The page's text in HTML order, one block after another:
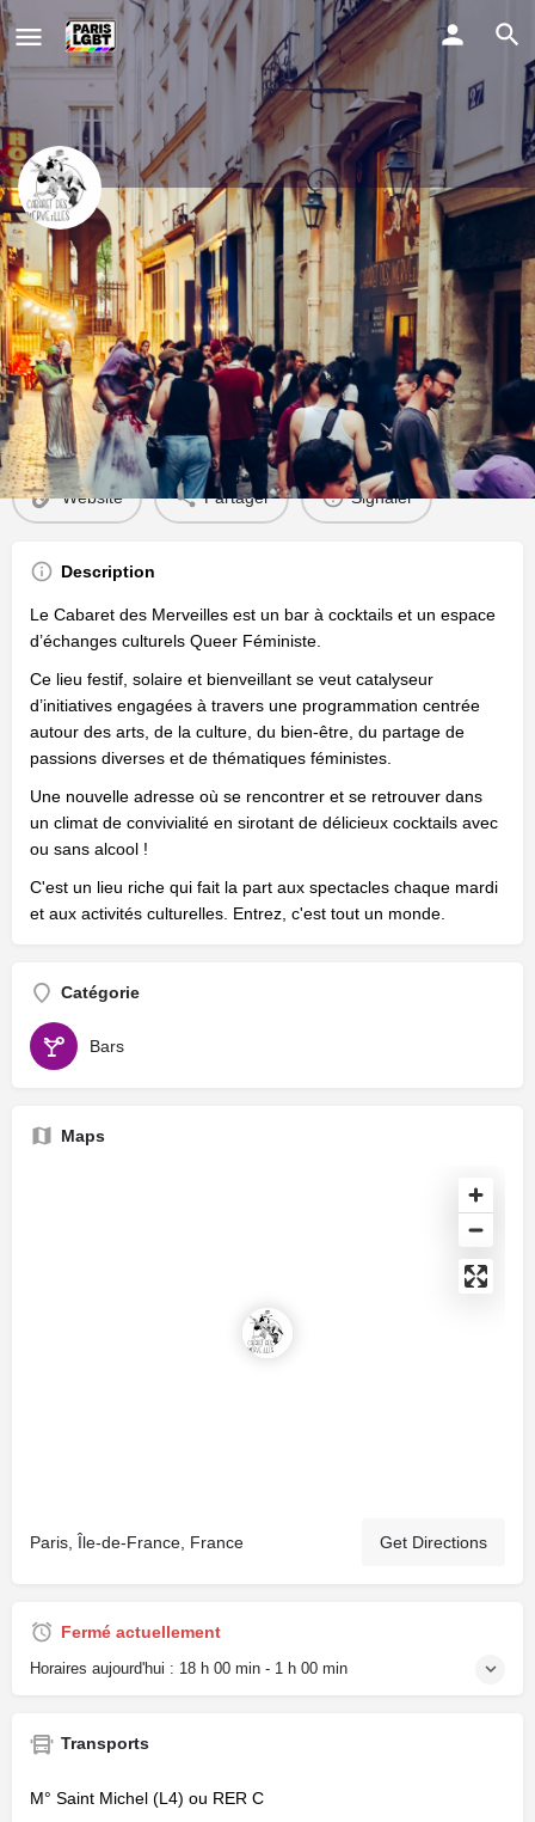
Cabaret des Merveilles
Bar à cocktails Queer Féministe
Comment y aller ?
Profile Evènements
Website Partager Signaler
Description
Le Cabaret des Merveilles est un bar à cocktails et un espace
d’échanges culturels Queer Féministe.
Ce lieu festif, solaire et bienveillant se veut catalyseur
d’initiatives engagées à travers une programmation centrée
autour des arts, de la culture, du bien-être, du partage de
passions diverses et de thématiques féministes.
Une nouvelle adresse où se rencontrer et se retrouver dans
un climat de convivialité en sirotant de délicieux cocktails avec
ou sans alcool !​​
C'est un lieu riche qui fait la part aux spectacles chaque mardi
et aux activités culturelles. Entrez, c'est tout un monde.
Catégorie
Bars
Maps
Paris, Île-de-France, France Get Directions
Fermé actuellement
Horaires aujourd'hui : 18 h 00 min - 1 h 00 min
Transports
M° Saint Michel (L4) ou RER C